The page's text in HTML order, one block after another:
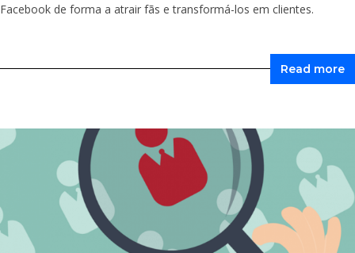
Facebook de forma a atrair fãs e transformá-los em clientes.
Read more